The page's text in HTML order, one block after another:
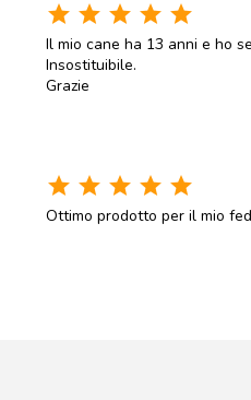
star star star star star
Il mio cane ha 13 anni e ho
Insostituibile.
Grazie
star star star star star
Ottimo prodotto per il mio